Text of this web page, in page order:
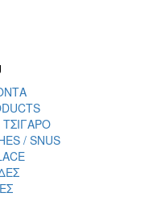
/ SNUS